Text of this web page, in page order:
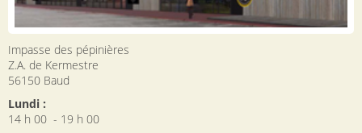
Impasse des pépinières
Z.A. de Kermestre
56150 Baud
Lundi :
14 h 00 - 19 h 00